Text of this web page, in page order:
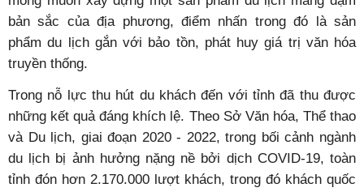
bản sắc của địa phương, điểm nhấn trong đó là sản
phẩm du lịch gắn với bảo tồn, phát huy giá trị văn hóa
truyền thống.
Trong nỗ lực thu hút du khách đến với tỉnh đã thu được
những kết quả đáng khích lệ. Theo Sở Văn hóa, Thể thao
và Du lịch, giai đoạn 2020 - 2022, trong bối cảnh ngành
du lịch bị ảnh hưởng nặng nề bởi dịch COVID-19, toàn
tỉnh đón hơn 2.170.000 lượt khách, trong đó khách quốc